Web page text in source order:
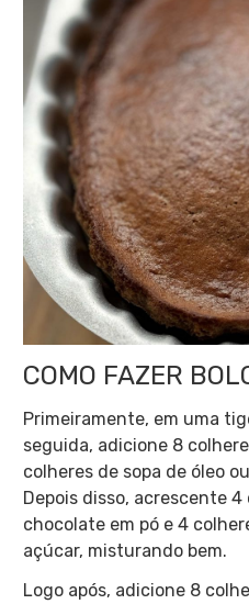
COMO FAZER
Primeiramente, em uma
seguida, adicione 8
colheres de sopa de óleo
Depois disso, acrescente
chocolate em pó e 4
açúcar, misturando bem.
Logo após, adicione 8